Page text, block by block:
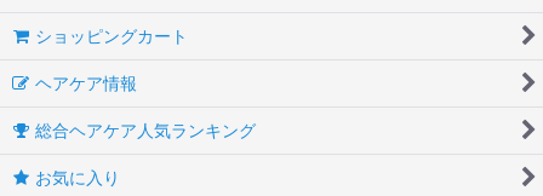
ショッピングカート
ヘアケア情報
総合ヘアケア人気ランキング
お気に入り